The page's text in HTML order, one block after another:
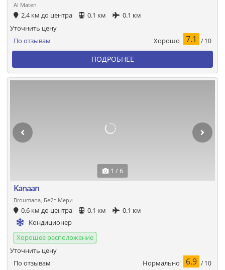
Al Maten
2.4 км до центра 0.1 км 0.1 км
По отзывам Хорошо 7.1 / 10
Уточнить цену
ПОДРОБНЕЕ
1 / 6
Kanaan
Broumana, Бейт Мери
0.6 км до центра 0.1 км
0.1 км
Кондиционер
Хорошее расположение
По отзывам Нормально 6.9 / 10
Уточнить цену